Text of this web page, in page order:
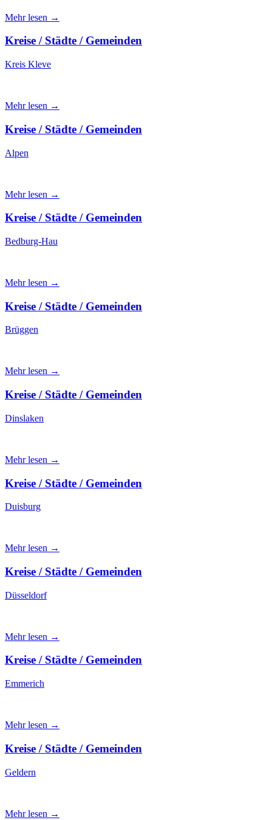
Mehr lesen →
Kreise / Städte / Gemeinden
Kreis Kleve
Mehr lesen →
Kreise / Städte / Gemeinden
Alpen
Mehr lesen →
Kreise / Städte / Gemeinden
Bedburg-Hau
Mehr lesen →
Kreise / Städte / Gemeinden
Brüggen
Mehr lesen →
Kreise / Städte / Gemeinden
Dinslaken
Mehr lesen →
Kreise / Städte / Gemeinden
Duisburg
Mehr lesen →
Kreise / Städte / Gemeinden
Düsseldorf
Mehr lesen →
Kreise / Städte / Gemeinden
Emmerich
Mehr lesen →
Kreise / Städte / Gemeinden
Geldern
Mehr lesen →